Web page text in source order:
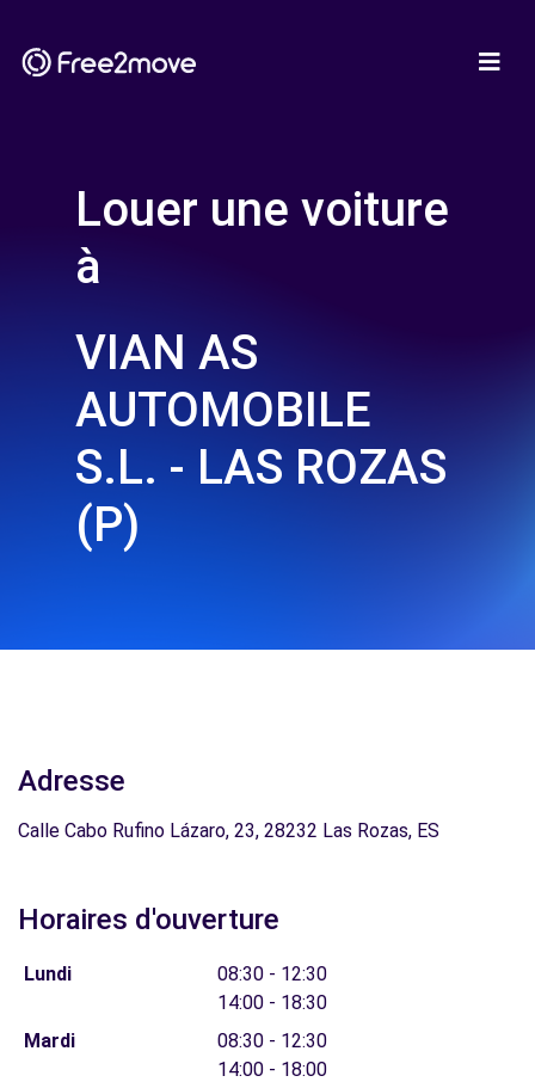
Louer une voiture
à
VIAN AS
AUTOMOBILE
S.L. - LAS ROZAS
(P)
Adresse
Calle Cabo Rufino Lázaro, 23, 28232 Las Rozas, ES
Horaires d'ouverture
Lundi
08:30 - 12:30
14:00 - 18:30
Mardi
08:30 - 12:30
14:00 - 18:00